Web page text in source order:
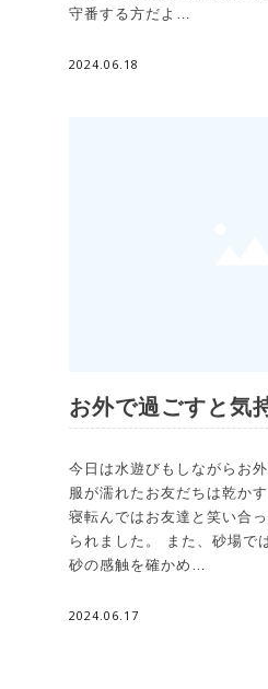
守番する方だよ…
2024.06.18
お外で過ごすと気
今日は水遊びもしながらお
服が濡れたお友だちは乾か
寝転んではお友達と笑い合
られました。 また、砂場で
砂の感触を確かめ…
2024.06.17